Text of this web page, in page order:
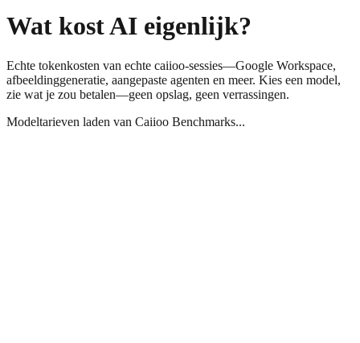
Wat kost AI eigenlijk?
Echte tokenkosten van echte caiioo-sessies—Google Workspace,
afbeeldinggeneratie, aangepaste agenten en meer. Kies een model,
zie wat je zou betalen—geen opslag, geen verrassingen.
Modeltarieven laden van Caiioo Benchmarks...